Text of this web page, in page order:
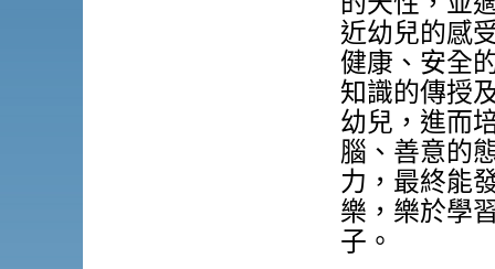
近幼兒的感
健康、安全
知識的傳授
幼兒，進而
腦、善意的
力，最終能
樂，樂於學
子。